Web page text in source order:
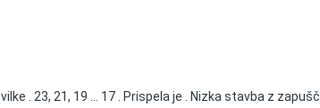
. 23, 21, 19 … 17 . Prispela je . Nizka stavba z